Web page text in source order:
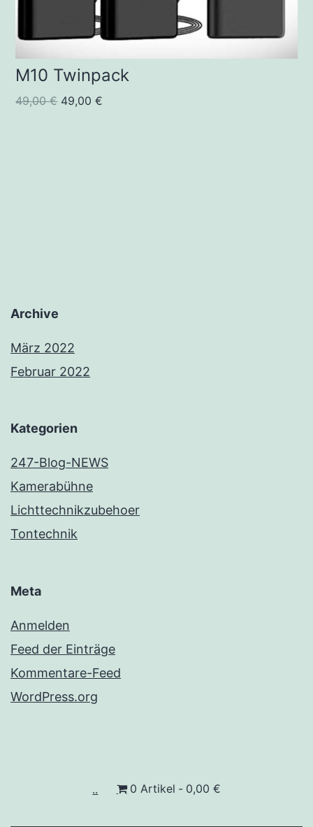
M10 Twinpack
49,00€ 49,00€
Archive
März 2022
Februar 2022
Kategorien
247-Blog-NEWS
Kamerabühne
Lichttechnikzubehoer
Tontechnik
Meta
Anmelden
Feed der Einträge
Kommentare-Feed
WordPress.org
.. 0 Artikel 0,00 €